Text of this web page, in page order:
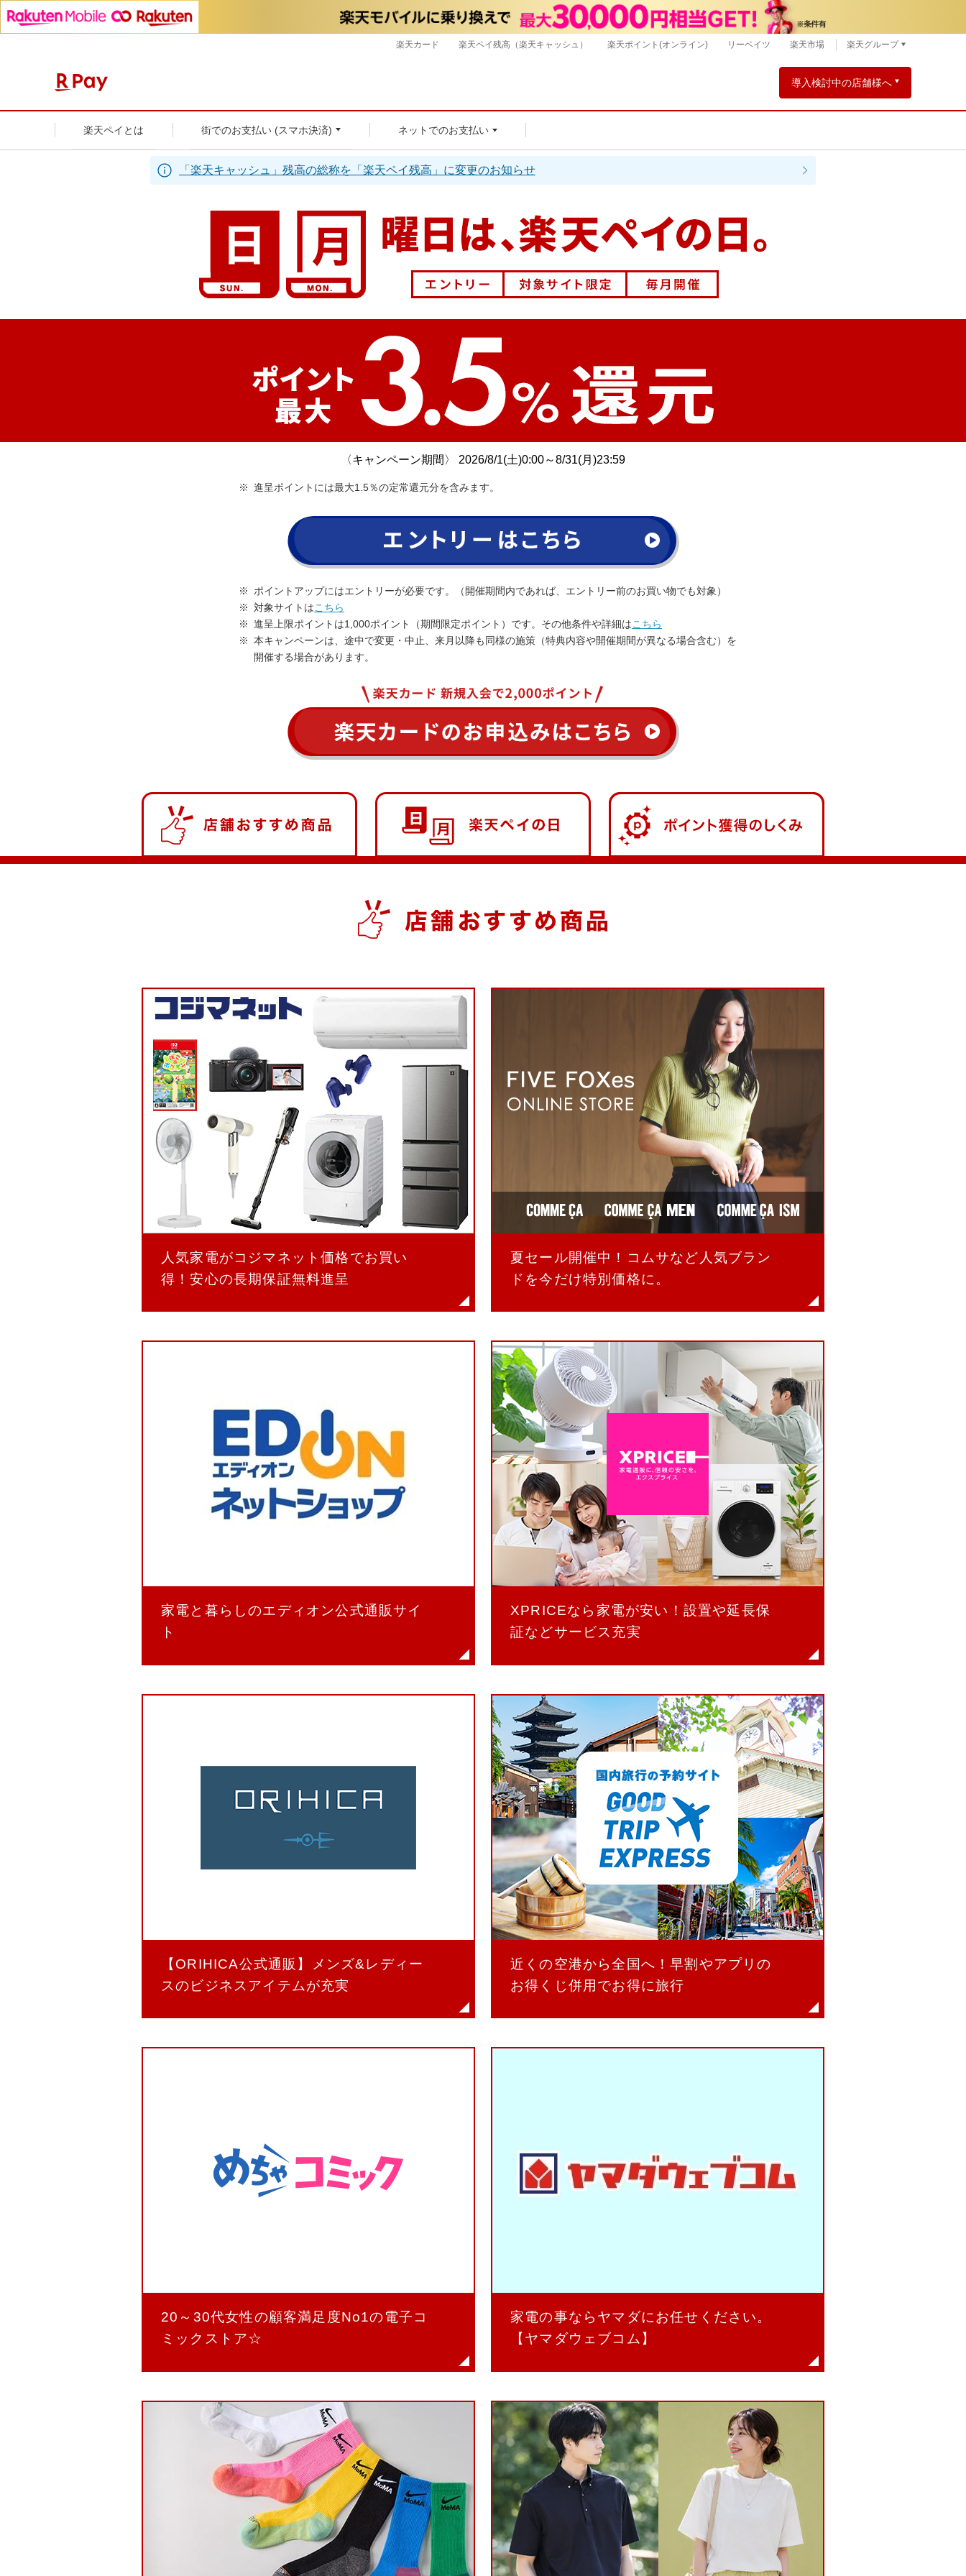
導入検討中の店舗様へ
楽天ペイとは 街でのお支払い (スマホ決済) ネットでのお支払い
「楽天キャッシュ」残高の総称を「楽天ペイ残高」に変更のお知らせ
楽天カード 楽天ペイ残高（楽天キャッシュ） 楽天ポイント(オンライン) リーベイツ 楽天市場 楽天グループ
〈キャンペーン期間〉 2026/8/1(土)0:00～8/31(月)23:59
※ 進呈ポイントには最大1.5％の定常還元分を含みます。
※
ポイントアップにはエントリーが必要です。（開催期間内であれば、エントリー前のお買い物でも対象）
※ 対象サイトはこちら
※ 進呈上限ポイントは1,000ポイント（期間限定ポイント）です。その他条件や詳細はこちら
※ 本キャンペーンは、途中で変更・中止、来月以降も同様の施策（特典内容や開催期間が異なる場合含む）を
開催する場合があります。
店舗おすすめ商品 楽天ペイの日
人気家電がコジマネット価格でお買い
得！安心の長期保証無料進呈
夏セール開催中！コムサなど人気ブラン
ドを今だけ特別価格に。
家電と暮らしのエディオン公式通販サイ
ト
XPRICEなら家電が安い！設置や延長保
証などサービス充実
【ORIHICA公式通販】メンズ&レディー
スのビジネスアイテムが充実
近くの空港から全国へ！早割やアプリの
お得くじ併用でお得に旅行
20～30代女性の顧客満足度No1の電子コ
ミックストア☆
家電の事ならヤマダにお任せください。
【ヤマダウェブコム】